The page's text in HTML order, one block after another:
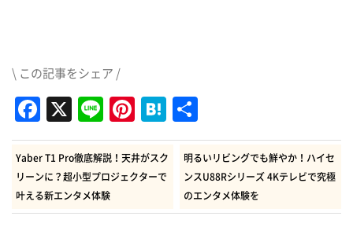
\ この記事をシェア /
Facebook
X LinePinterest
Hatena
有
Yaber T1 Pro徹底解説！天井がスク
リーンに？超小型プロジェクターで
叶える新エンタメ体験
明るいリビングでも鮮やか！ハイセ
ンスU88Rシリーズ 4Kテレビで究極
のエンタメ体験を